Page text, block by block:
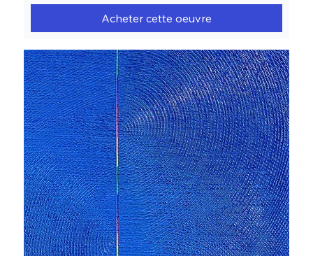
Acheter cette oeuvre